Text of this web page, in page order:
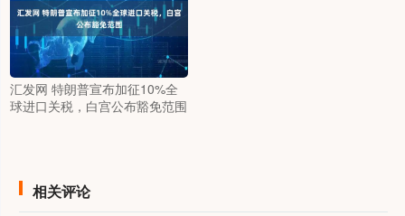
汇发网 特朗普宣布加征10%全
球进口关税，白宫公布豁免范围
相关评论